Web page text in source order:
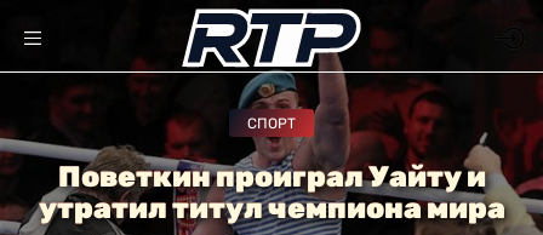
СПОРТ
Поветкин проиграл Уайту и
утратил титул чемпиона мира